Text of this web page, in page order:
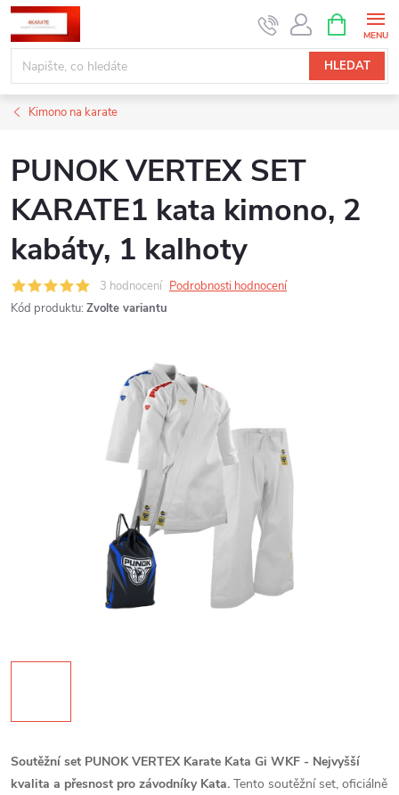
Přejít
na
obsah
HLEDAT
NÁKUPNÍ
KOŠÍK
Kimono na karate
PUNOK VERTEX SET
KARATE1 kata kimono, 2
kabáty, 1 kalhoty
3 hodnocení Podrobnosti hodnocení
Kód produktu: Zvolte variantu
Soutěžní set PUNOK VERTEX Karate Kata Gi WKF - Nejvyšší
kvalita a přesnost pro závodníky Kata. Tento soutěžní set, oficiálně